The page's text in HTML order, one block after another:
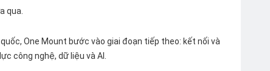
qua.
One Mount bước vào giai đoạn tiếp theo: kết nối và
công nghệ, dữ liệu và AI.